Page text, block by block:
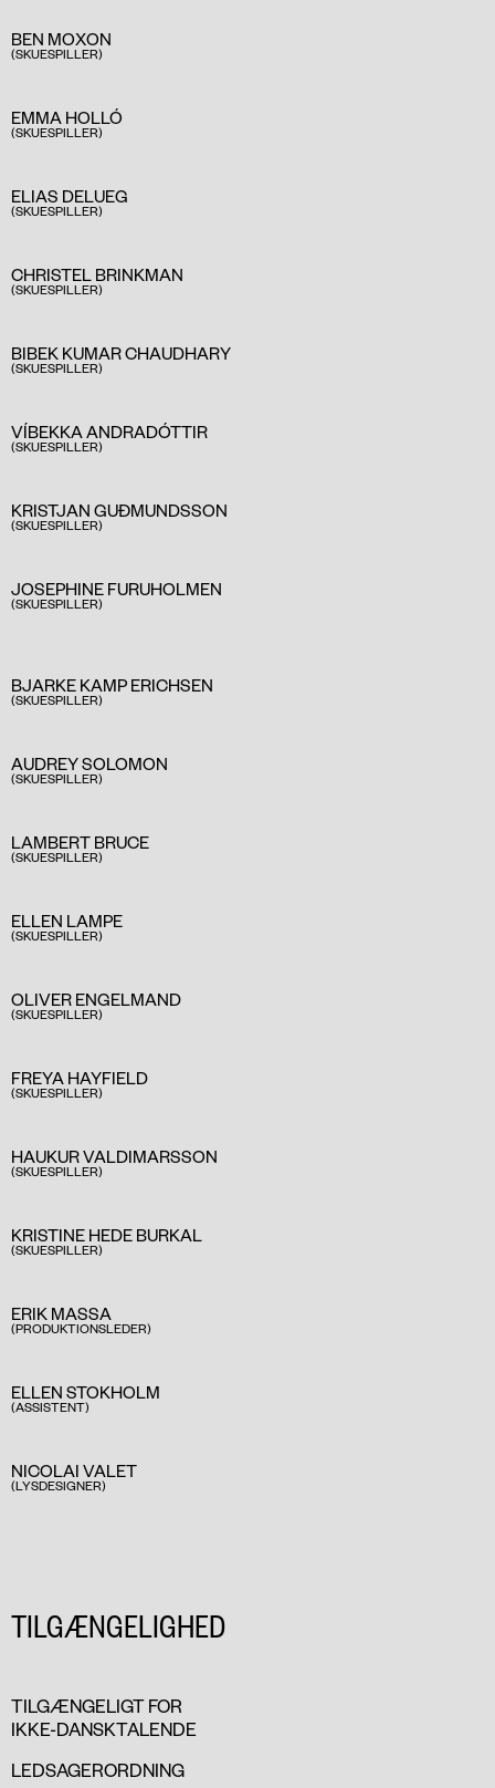
BEN MOXON
(SKUESPILLER)
EMMA HOLLÓ
(SKUESPILLER)
ELIAS DELUEG
(SKUESPILLER)
CHRISTEL BRINKMAN
(SKUESPILLER)
BIBEK KUMAR CHAUDHARY
(SKUESPILLER)
VÍBEKKA ANDRADÓTTIR
(SKUESPILLER)
KRISTJAN GUÐMUNDSSON
(SKUESPILLER)
JOSEPHINE FURUHOLMEN
(SKUESPILLER)
BJARKE KAMP ERICHSEN
(SKUESPILLER)
AUDREY SOLOMON
(SKUESPILLER)
LAMBERT BRUCE
(SKUESPILLER)
ELLEN LAMPE
(SKUESPILLER)
OLIVER ENGELMAND
(SKUESPILLER)
FREYA HAYFIELD
(SKUESPILLER)
HAUKUR VALDIMARSSON
(SKUESPILLER)
KRISTINE HEDE BURKAL
(SKUESPILLER)
ERIK MASSA
(PRODUKTIONSLEDER)
ELLEN STOKHOLM
(ASSISTENT)
NICOLAI VALET
(LYSDESIGNER)
TILGÆNGELIGHED
TILGÆNGELIGT FOR
IKKE-DANSKTALENDE
LEDSAGERORDNING